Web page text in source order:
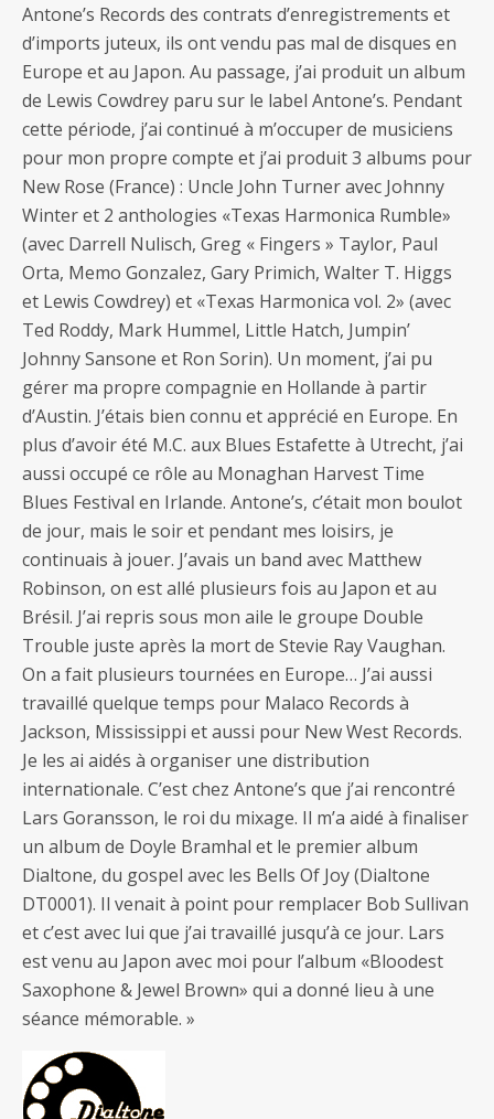
Antone’s Records des contrats d’enregistrements et
d’imports juteux, ils ont vendu pas mal de disques en
Europe et au Japon. Au passage, j’ai produit un album
de Lewis Cowdrey paru sur le label Antone’s. Pendant
cette période, j’ai continué à m’occuper de musiciens
pour mon propre compte et j’ai produit 3 albums pour
New Rose (France) : Uncle John Turner avec Johnny
Winter et 2 anthologies «Texas Harmonica Rumble»
(avec Darrell Nulisch, Greg « Fingers » Taylor, Paul
Orta, Memo Gonzalez, Gary Primich, Walter T. Higgs
et Lewis Cowdrey) et «Texas Harmonica vol. 2» (avec
Ted Roddy, Mark Hummel, Little Hatch, Jumpin’
Johnny Sansone et Ron Sorin). Un moment, j’ai pu
gérer ma propre compagnie en Hollande à partir
d’Austin. J’étais bien connu et apprécié en Europe. En
plus d’avoir été M.C. aux Blues Estafette à Utrecht, j’ai
aussi occupé ce rôle au Monaghan Harvest Time
Blues Festival en Irlande. Antone’s, c’était mon boulot
de jour, mais le soir et pendant mes loisirs, je
continuais à jouer. J’avais un band avec Matthew
Robinson, on est allé plusieurs fois au Japon et au
Brésil. J’ai repris sous mon aile le groupe Double
Trouble juste après la mort de Stevie Ray Vaughan.
On a fait plusieurs tournées en Europe… J’ai aussi
travaillé quelque temps pour Malaco Records à
Jackson, Mississippi et aussi pour New West Records.
Je les ai aidés à organiser une distribution
internationale. C’est chez Antone’s que j’ai rencontré
Lars Goransson, le roi du mixage. Il m’a aidé à finaliser
un album de Doyle Bramhal et le premier album
Dialtone, du gospel avec les Bells Of Joy (Dialtone
DT0001). Il venait à point pour remplacer Bob Sullivan
et c’est avec lui que j’ai travaillé jusqu’à ce jour. Lars
est venu au Japon avec moi pour l’album «Bloodest
Saxophone & Jewel Brown» qui a donné lieu à une
séance mémorable. »